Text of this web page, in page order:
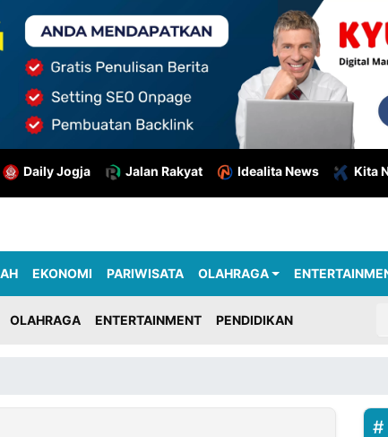
Daily Jogja Jalan Rakyat Idealita News Kita
EKONOMI PARIWISATA OLAHRAGA
OLAHRAGA ENTERTAINMENT PENDIDIKAN